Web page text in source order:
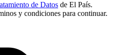
de Datos de El País.
y condiciones para continuar.